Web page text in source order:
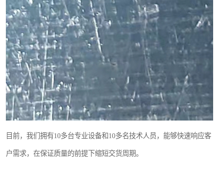
目前，我们拥有10多台专业设备和10多名技术人员，能够快速响应客
户需求，在保证质量的前提下缩短交货周期。